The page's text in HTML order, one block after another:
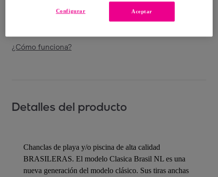
y el13/08
¿Cómo funciona?
Detalles del producto
Chanclas de playa y/o piscina de alta calidad
BRASILERAS. El modelo Clasica Brasil NL es una
nueva generación del modelo clásico. Sus tiras anchas
Aceptar
Configurar